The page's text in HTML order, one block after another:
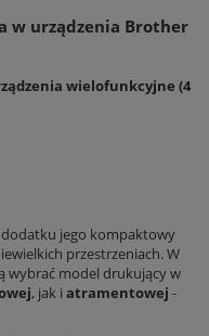
w urządzenia Brother
wielofunkcyjne (4
dodatku jego kompaktowy
przestrzeniach. W
wybrać model drukujący w
, jak i atramentowej -